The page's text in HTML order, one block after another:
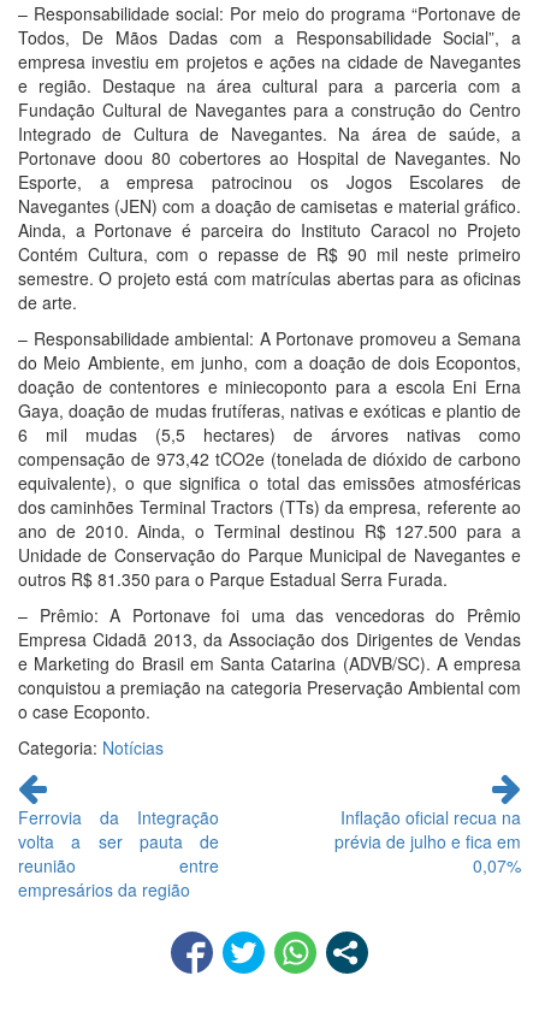
– Responsabilidade social: Por meio do programa “Portonave de
Todos, De Mãos Dadas com a Responsabilidade Social”, a
empresa investiu em projetos e ações na cidade de Navegantes
e região. Destaque na área cultural para a parceria com a
Fundação Cultural de Navegantes para a construção do Centro
Integrado de Cultura de Navegantes. Na área de saúde, a
Portonave doou 80 cobertores ao Hospital de Navegantes. No
Esporte, a empresa patrocinou os Jogos Escolares de
Navegantes (JEN) com a doação de camisetas e material gráfico.
Ainda, a Portonave é parceira do Instituto Caracol no Projeto
Contém Cultura, com o repasse de R$ 90 mil neste primeiro
semestre. O projeto está com matrículas abertas para as oficinas
de arte.
– Responsabilidade ambiental: A Portonave promoveu a Semana
do Meio Ambiente, em junho, com a doação de dois Ecopontos,
doação de contentores e miniecoponto para a escola Eni Erna
Gaya, doação de mudas frutíferas, nativas e exóticas e plantio de
6 mil mudas (5,5 hectares) de árvores nativas como
compensação de 973,42 tCO2e (tonelada de dióxido de carbono
equivalente), o que significa o total das emissões atmosféricas
dos caminhões Terminal Tractors (TTs) da empresa, referente ao
ano de 2010. Ainda, o Terminal destinou R$ 127.500 para a
Unidade de Conservação do Parque Municipal de Navegantes e
outros R$ 81.350 para o Parque Estadual Serra Furada.
– Prêmio: A Portonave foi uma das vencedoras do Prêmio
Empresa Cidadã 2013, da Associação dos Dirigentes de Vendas
e Marketing do Brasil em Santa Catarina (ADVB/SC). A empresa
conquistou a premiação na categoria Preservação Ambiental com
o case Ecoponto.
Categoria: Notícias
Continue
lendo
Ferrovia da Integração
volta a ser pauta de
reunião entre
empresários da região
Inflação oficial recua na
prévia de julho e fica em
0,07%